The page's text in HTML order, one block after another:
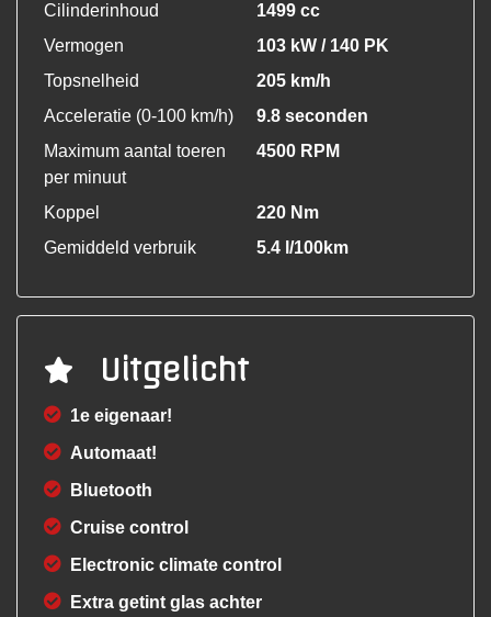
Cilinderinhoud
1499 cc
Vermogen
103 kW / 140 PK
Topsnelheid
205 km/h
Acceleratie (0-100 km/h)
9.8 seconden
Maximum aantal toeren
per minuut
4500 RPM
Koppel
220 Nm
Gemiddeld verbruik
5.4 l/100km
Uitgelicht
1e eigenaar!
Automaat!
Bluetooth
Cruise control
Electronic climate control
Extra getint glas achter